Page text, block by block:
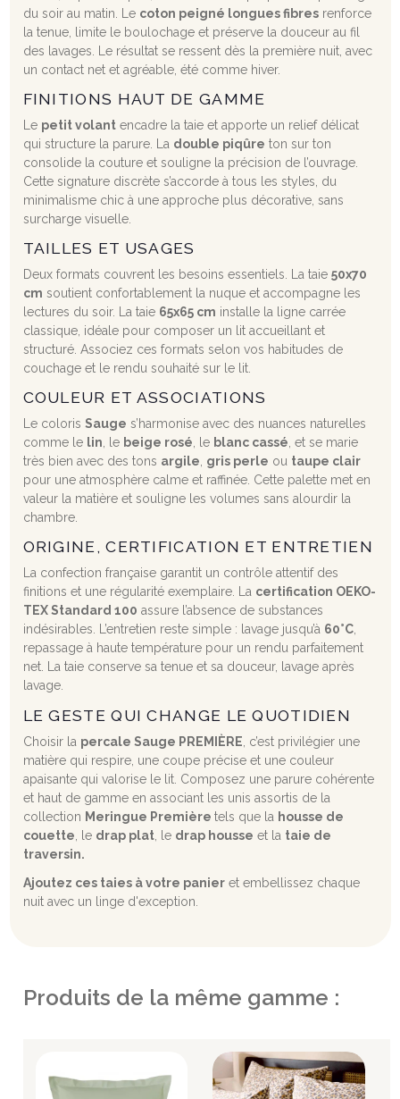
du soir au matin. Le coton peigné longues fibresrenforce
la tenue, limite le boulochage et préserve la douceur au fil
des lavages. Le résultat se ressent dès la première nuit, avec
un contact net et agréable, été comme hiver.
FINITIONS HAUT DE GAMME
Le petit volantencadre la taie et apporte un relief délicat
qui structure la parure. La double piqûre ton sur ton
consolide la couture et souligne la précision de l’ouvrage.
Cette signature discrète s’accorde à tous les styles, du
minimalisme chic à une approche plus décorative, sans
surcharge visuelle.
TAILLES ET USAGES
Deux formats couvrent les besoins essentiels. La taie 50x70
cm soutient confortablement la nuque et accompagne les
lectures du soir. La taie 65x65 cm installe la ligne carrée
classique, idéale pour composer un lit accueillant et
structuré. Associez ces formats selon vos habitudes de
couchage et le rendu souhaité sur le lit.
COULEUR ET ASSOCIATIONS
Le coloris Sauge s’harmonise avec des nuances naturelles
comme le lin, le beige rosé, le blanc cassé, et se marie
très bien avec des tons argile, gris perle ou taupe clair
pour une atmosphère calme et raffinée. Cette palette met en
valeur la matière et souligne les volumes sans alourdir la
chambre.
ORIGINE, CERTIFICATION ET ENTRETIEN
La confection française garantit un contrôle attentif des
finitions et une régularité exemplaire. La certification OEKO-
TEX Standard 100 assure l’absence de substances
indésirables. L’entretien reste simple : lavage jusqu’à 60°C,
repassage à haute température pour un rendu parfaitement
net. La taie conserve sa tenue et sa douceur, lavage après
lavage.
LE GESTE QUI CHANGE LE QUOTIDIEN
Choisir la percale Sauge PREMIÈRE , c’est privilégier une
matière qui respire, une coupe précise et une couleur
apaisante qui valorise le lit. Composez une parure cohérente
et haut de gamme en associant les unis assortis de la
collection Meringue Première tels que la housse de
couette , le drap plat, le drap housse et la taie de
traversin.
Ajoutez ces taies à votre panieret embellissez chaque
nuit avec un linge d'exception.
Produits de la même gamme :